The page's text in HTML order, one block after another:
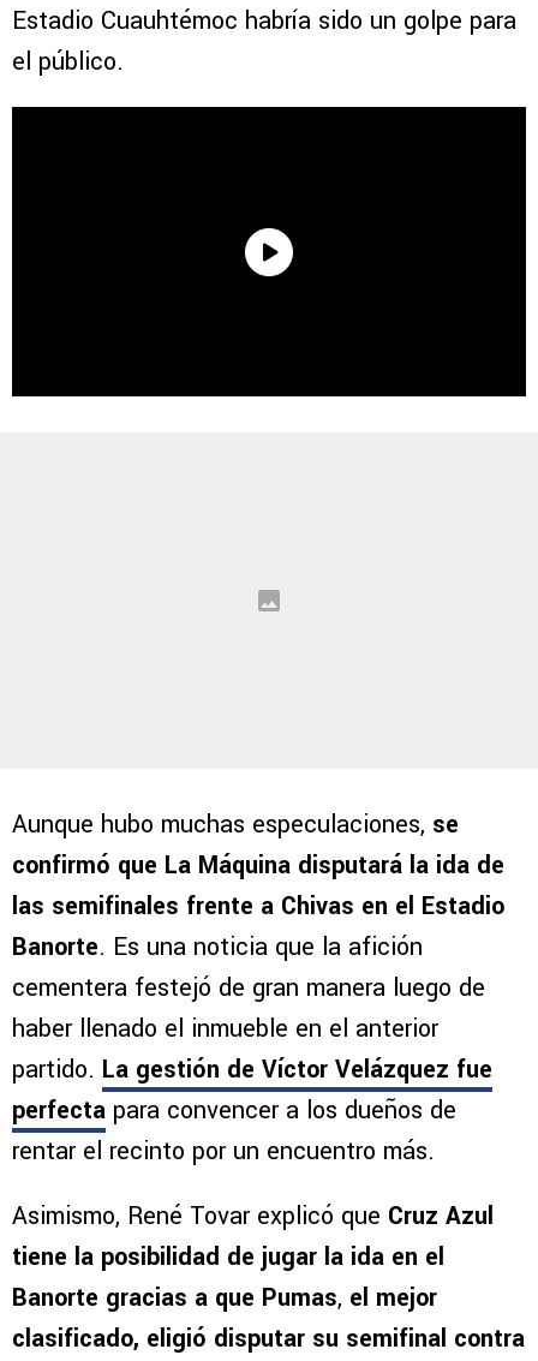
Estadio Cuauhtémoc habría sido un golpe para
el público.
Aunque hubo muchas especulaciones, se
confirmó que La Máquina disputará la ida de
las semifinales frente a Chivas en el Estadio
Banorte. Es una noticia que la afición
cementera festejó de gran manera luego de
haber llenado el inmueble en el anterior
partido. La gestión de Víctor Velázquez fue
perfecta para convencer a los dueños de
rentar el recinto por un encuentro más.
Asimismo, René Tovar explicó que Cruz Azul
tiene la posibilidad de jugar la ida en el
Banorte gracias a que Pumas, el mejor
clasificado, eligió disputar su semifinal contra